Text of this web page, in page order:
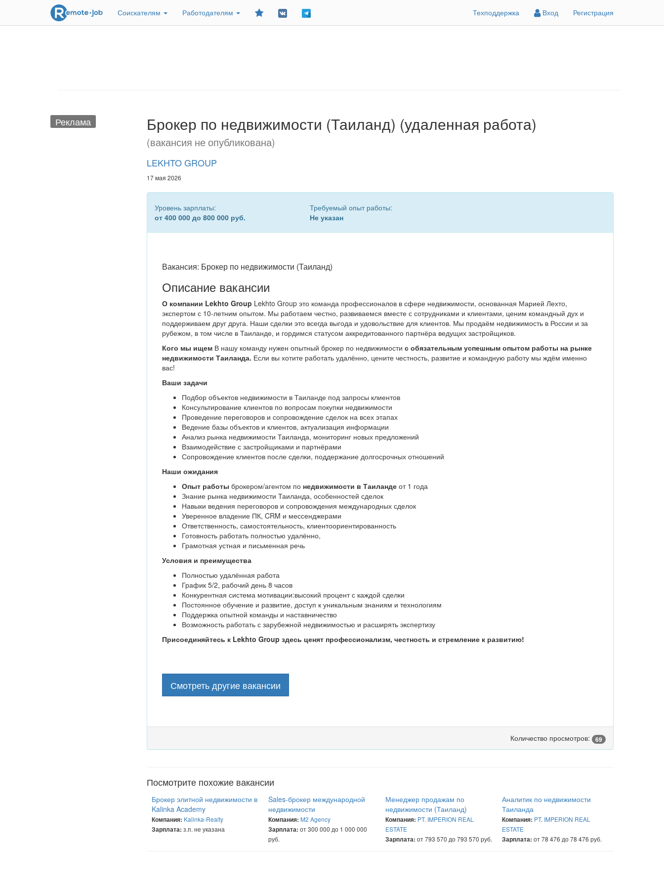
Соискателям Работодателям
Добавить
Техподдержка Вход Регистрация
Реклама Брокер по недвижимости (Таиланд) (удаленная работа)
(вакансия не опубликована)
LEKHTO GROUP
17 мая 2026
Уровень зарплаты:
от 400 000 до 800 000 руб.
Требуемый опыт работы:
Не указан
Вакансия: Брокер по недвижимости (Таиланд)
Описание вакансии
О компании Lekhto Group Lekhto Group это команда профессионалов в сфере недвижимости, основанная Марией Лехто,
экспертом с 10-летним опытом. Мы работаем честно, развиваемся вместе с сотрудниками и клиентами, ценим командный дух и
поддерживаем друг друга. Наши сделки это всегда выгода и удовольствие для клиентов. Мы продаём недвижимость в России и за
рубежом, в том числе в Таиланде, и гордимся статусом аккредитованного партнёра ведущих застройщиков.
Кого мы ищем В нашу команду нужен опытный брокер по недвижимости с обязательным успешным опытом работы на рынке
недвижимости Таиланда. Если вы хотите работать удалённо, цените честность, развитие и командную работу мы ждём именно
вас!
Ваши задачи
Подбор объектов недвижимости в Таиланде под запросы клиентов
Консультирование клиентов по вопросам покупки недвижимости
Проведение переговоров и сопровождение сделок на всех этапах
Ведение базы объектов и клиентов, актуализация информации
Анализ рынка недвижимости Таиланда, мониторинг новых предложений
Взаимодействие с застройщиками и партнёрами
Сопровождение клиентов после сделки, поддержание долгосрочных отношений
Наши ожидания
Опыт работы брокером/агентом по недвижимости в Таиланде от 1 года
Знание рынка недвижимости Таиланда, особенностей сделок
Навыки ведения переговоров и сопровождения международных сделок
Уверенное владение ПК, CRM и мессенджерами
Ответственность, самостоятельность, клиентоориентированность
Готовность работать полностью удалённо,
Грамотная устная и письменная речь
Условия и преимущества
Полностью удалённая работа
График 5/2, рабочий день 8 часов
Конкурентная система мотивации:высокий процент с каждой сделки
Постоянное обучение и развитие, доступ к уникальным знаниям и технологиям
Поддержка опытной команды и наставничество
Возможность работать с зарубежной недвижимостью и расширять экспертизу
Присоединяйтесь к Lekhto Group здесь ценят профессионализм, честность и стремление к развитию!
Смотреть другие вакансии
Количество просмотров: 69
Посмотрите похожие вакансии
Брокер элитной недвижимости в
Kalinka Academy
Компания: Kalinka-Realty
Зарплата: з.п. не указана
Sales-брокер международной
недвижимости
Компания: M2 Agency
Зарплата: от 300 000 до 1 000 000
руб.
Менеджер продажам по
недвижимости (Таиланд)
Компания: PT. IMPERION REAL
ESTATE
Зарплата: от 793 570 до 793 570 руб.
Аналитик по недвижимости
Таиланда
Компания: PT. IMPERION REAL
ESTATE
Зарплата: от 78 476 до 78 476 руб.